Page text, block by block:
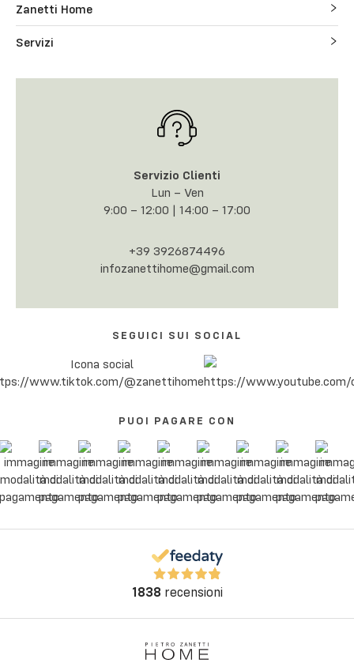
Zanetti Home
Servizi
Servizio Clienti
Lun – Ven
9:00 – 12:00 | 14:00 – 17:00
+39 3926874496
infozanettihome@gmail.com
SEGUICI SUI SOCIAL
PUOI PAGARE CON
1838 recensioni